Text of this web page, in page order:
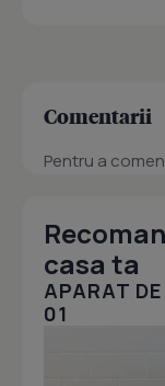
Comentarii
Pentru a
casa ta
APARAT
01